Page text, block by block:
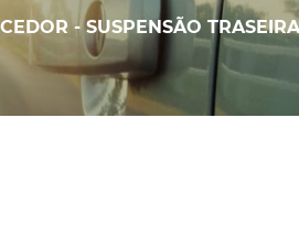
- SUSPENSÃO